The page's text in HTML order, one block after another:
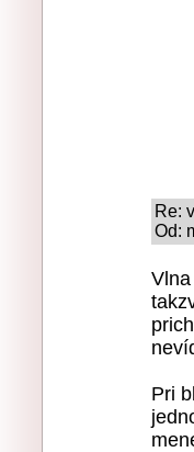
Re:
Od:
Pri